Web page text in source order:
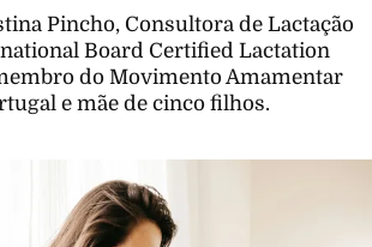
Pincho, Consultora de Lactação
Board Certified Lactation
do Movimento Amamentar
e mãe de cinco filhos.